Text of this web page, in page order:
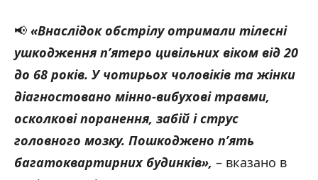
📢 «Внаслідок обстрілу отримали тілесні
ушкодження п’ятеро цивільних віком від 20
до 68 років. У чотирьох чоловіків та жінки
діагностовано мінно-вибухові травми,
осколкові поранення, забій і струс
головного мозку. Пошкоджено п’ять
багатоквартирних будинків», – вказано в